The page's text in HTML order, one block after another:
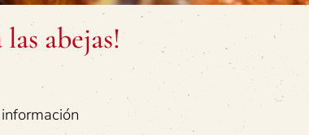
abejas!